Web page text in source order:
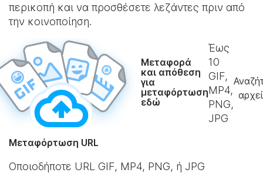
περικοπή και να προσθέσετε λεζάντες πριν από
την κοινοποίηση.
Μεταφορά
και απόθεση
για
μεταφόρτωση
εδώ
Έως
10
GIF,
MP4,
PNG,
JPG
Μεταφόρτωση URL
Οποιοδήποτε URL GIF, MP4, PNG, ή JPG